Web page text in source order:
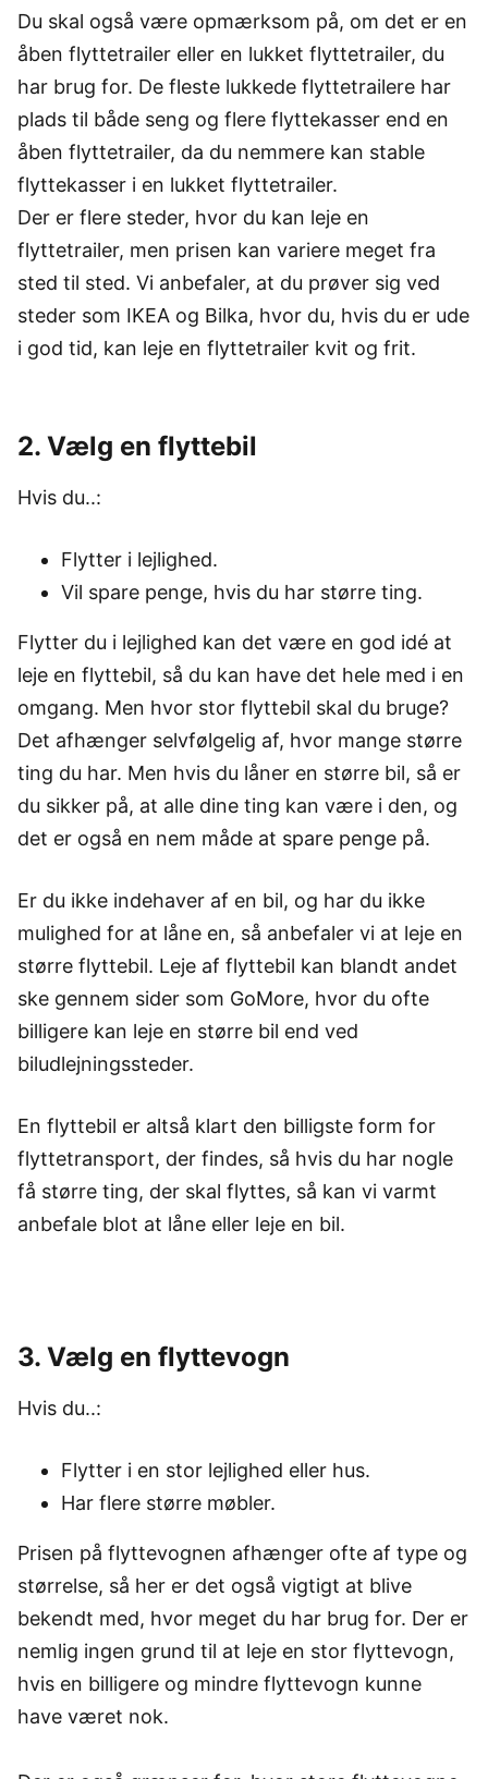
Du skal også være opmærksom på, om det er en
åben flyttetrailer eller en lukket flyttetrailer, du
har brug for. De fleste lukkede flyttetrailere har
plads til både seng og flere flyttekasser end en
åben flyttetrailer, da du nemmere kan stable
flyttekasser i en lukket flyttetrailer.
Der er flere steder, hvor du kan leje en
flyttetrailer, men prisen kan variere meget fra
sted til sted. Vi anbefaler, at du prøver sig ved
steder som IKEA og Bilka, hvor du, hvis du er ude
i god tid, kan leje en flyttetrailer kvit og frit.
2. Vælg en flyttebil
Hvis du..:
Flytter i lejlighed.
Vil spare penge, hvis du har større ting.
Flytter du i lejlighed kan det være en god idé at
leje en flyttebil, så du kan have det hele med i en
omgang. Men hvor stor flyttebil skal du bruge?
Det afhænger selvfølgelig af, hvor mange større
ting du har. Men hvis du låner en større bil, så er
du sikker på, at alle dine ting kan være i den, og
det er også en nem måde at spare penge på.
Er du ikke indehaver af en bil, og har du ikke
mulighed for at låne en, så anbefaler vi at leje en
større flyttebil. Leje af flyttebil kan blandt andet
ske gennem sider som GoMore, hvor du ofte
billigere kan leje en større bil end ved
biludlejningssteder.
En flyttebil er altså klart den billigste form for
flyttetransport, der findes, så hvis du har nogle
få større ting, der skal flyttes, så kan vi varmt
anbefale blot at låne eller leje en bil.
3. Vælg en flyttevogn
Hvis du..:
Flytter i en stor lejlighed eller hus.
Har flere større møbler.
Prisen på flyttevognen afhænger ofte af type og
størrelse, så her er det også vigtigt at blive
bekendt med, hvor meget du har brug for. Der er
nemlig ingen grund til at leje en stor flyttevogn,
hvis en billigere og mindre flyttevogn kunne
have været nok.